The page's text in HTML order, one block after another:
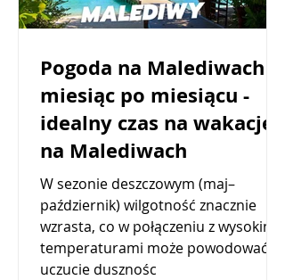
Pogoda na Malediwach
miesiąc po miesiącu -
idealny czas na wakacje
na Malediwach
W sezonie deszczowym (maj–
październik) wilgotność znacznie
wzrasta, co w połączeniu z wysokimi
temperaturami może powodować
uczucie dusznośc